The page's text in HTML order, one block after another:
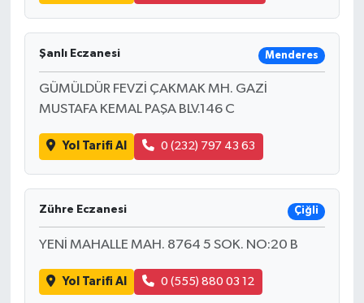
Şanlı Eczanesi Menderes
GÜMÜLDÜR FEVZİ ÇAKMAK MH. GAZİ
MUSTAFA KEMAL PAŞA BLV.146 C
Yol Tarifi Al 0 (232) 797 43 63
Zühre Eczanesi Çiğli
YENİ MAHALLE MAH. 8764 5 SOK. NO:20 B
Yol Tarifi Al 0 (555) 880 03 12